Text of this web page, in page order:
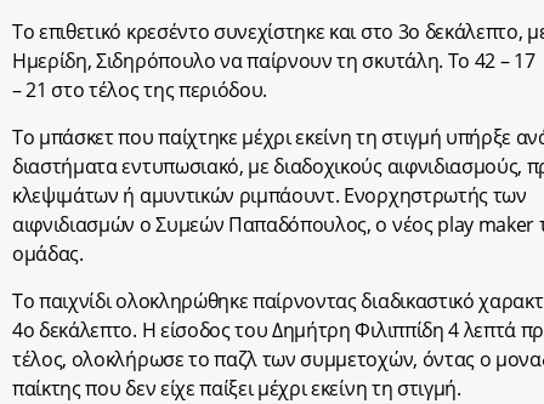
Το επιθετικό κρεσέντο συνεχίστηκε και στο 3ο δεκάλεπτο,
Ημερίδη, Σιδηρόπουλο να παίρνουν τη σκυτάλη. Το 42 – 17
– 21 στο τέλος της περιόδου.
Το μπάσκετ που παίχτηκε μέχρι εκείνη τη στιγμή υπήρξε
διαστήματα εντυπωσιακό, με διαδοχικούς αιφνιδιασμούς,
κλεψιμάτων ή αμυντικών ριμπάουντ. Ενορχηστρωτής των
αιφνιδιασμών ο Συμεών Παπαδόπουλος, ο νέος play maker
ομάδας.
Το παιχνίδι ολοκληρώθηκε παίρνοντας διαδικαστικό
4ο δεκάλεπτο. Η είσοδος του Δημήτρη Φιλιππίδη 4 λεπτά
τέλος, ολοκλήρωσε το παζλ των συμμετοχών, όντας ο
παίκτης που δεν είχε παίξει μέχρι εκείνη τη στιγμή.